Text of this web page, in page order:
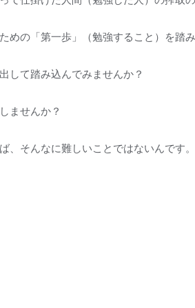
の「第一歩」（勉強すること）を踏み
して踏み込んでみませんか？
ませんか？
そんなに難しいことではないんです。